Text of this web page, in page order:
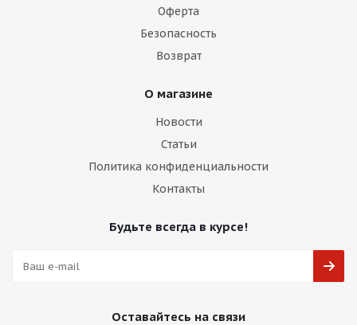
Оферта
Безопасность
Возврат
О магазине
Новости
Статьи
Политика конфиденциальности
Контакты
Будьте всегда в курсе!
Оставайтесь на связи